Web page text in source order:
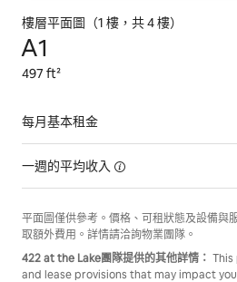
樓層平面圖（1 樓，共 4 樓）
A1
497 ft²
每月基本租金
一週的平均收入
平面圖僅供參考。價格、可租狀態及設備與
取額外費用。詳情請洽詢物業團隊。
422 at the Lake團隊提供的其他詳情： This
and lease provisions that may impact